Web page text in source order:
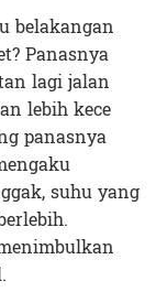
belakangan
Panasnya
lagi jalan
lebih kece
panasnya
suhu yang